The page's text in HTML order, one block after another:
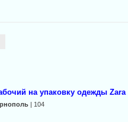
на упаковку одежды Zara
| 104